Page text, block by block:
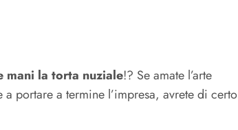
mani la torta nuziale!? Se amate l’arte
portare a termine l’impresa, avrete di certo